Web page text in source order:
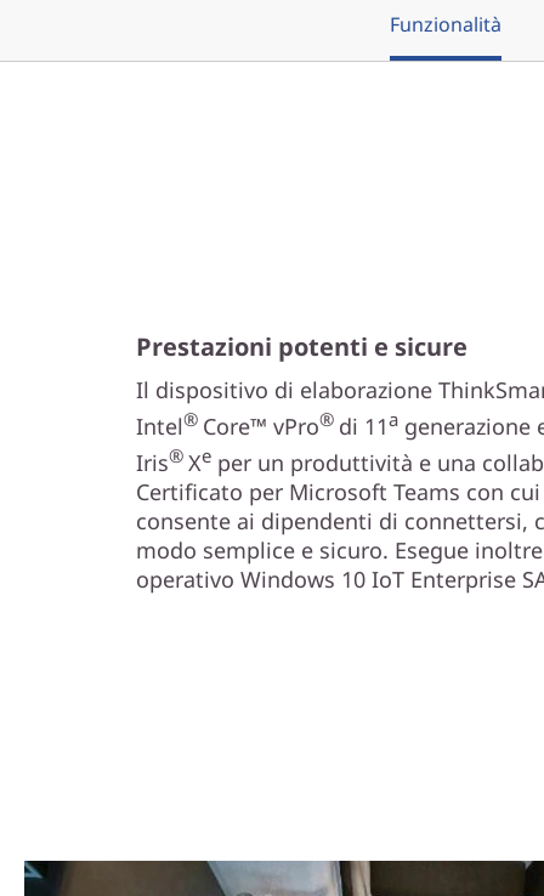
Funzionalità
Prestazioni potenti e sicure
Il dispositivo di elaborazione
Intel® Core™ vPro® di 11a generazione
Iris® Xe per un produttività e una
Certificato per Microsoft Teams con
consente ai dipendenti di connettersi,
modo semplice e sicuro. Esegue
operativo Windows 10 IoT Enterprise